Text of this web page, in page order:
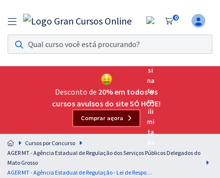
0
Assinatura Ilimitada 11
Acesso a todos os cursos. Teste grátis por 7 dias!
Assinatura OAB Até Passar
Acesso ilimitado a toda preparação para o Exame da
Residências Multiprofissionais
Preparação completa e intensiva para as principais
residências em saúde do Brasil
Concursos
Desconto de 20% em todos os
cursos avulsos do site SÓ HOJE!
Comprar agora
Cursos por Concurso
AGER MT - Agência Estadual de Regulação dos Serviços Públicos Delegados do
Mato Grosso
AGER MT - Agência Estadual de Regulação - Lei de Responsabilidade Fiscal para o Cargo Analista Administrativo - Perfil: Ciências Contábeis - Professores: Anderson Ferreira (VideoAulas) e Manuel Pinon (PDF)